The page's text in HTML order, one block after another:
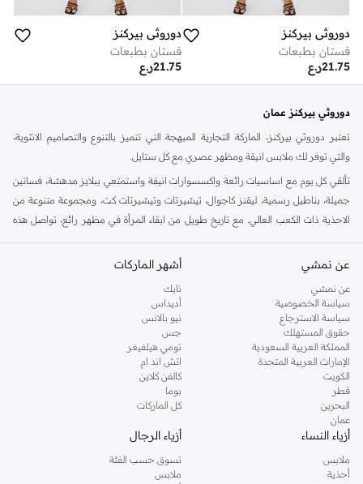
دوروثي بيركنز
فستان بطبعات
ر.ع21.75
دوروثي بيركنز
فستان بطبعات
ر.ع21.75
دوروثي بيركنز عمان
تعتبر دوروثي بيركنز، الماركة التجارية المبهجة التي تتميز بالتنوع والتصاميم الانثوية،
والتي توفر لك ملابس انيقة ومظهر عصري مع كل ستايل.
تألقي كل يوم مع اساسيات رائعة واكسسوارات انيقة واستمتعي ببلايز مدهشة، فساتين
جميلة، بناطيل رسمية، ليقنز كاجوال، تيشيرتات وتيشيرتات كت، ومجموعة متنوعة من
الاحذية ذات الكعب العالي. مع تاريخ طويل من ابقاء المرأة في مظهر رائع، تواصل هذه
كنت تقومين بتجديد خزانة ملابسك الملائمة للعمل، البحث عن فستان مثالي للحفلات او
اليه.
تسوقي دوروثي بيركنز اون لاين مسقط
تسوقي دوروثي بيركنز اون لاين من نمشي واستمتعي باكثر من الف ستايل من مجموعة
دوروثي بيركنز الشهيرة. تصفحي المجموعة كاملة في متجر دوروثي بيركنز اون لاين او
استخدمي القائمة لتحديد تجربة تسوق دوروثي بيركنز اون لاين. خدمة التوصيل السريعة
والدعم الاستثنائي يضمن لك تجربة تسوق ممتعة دائما مع نمشي.
عن نمشي
عن نمشي
سياسة الخصوصية
سياسة الاسترجاع
حقوق المستهلك
المملكة العربية السعودية
الإمارات العربية المتحدة
الكويت
قطر
البحرين
عمان
أشهر الماركات
نايك
أديداس
نيو بالانس
جس
تومي هيلفيغر
اتش اند ام
كالفن كلاين
بوما
كل الماركات
أزياء النساء
ملابس
أحذية
أزياء الرجال
تسوق حسب الفئة
ملابس